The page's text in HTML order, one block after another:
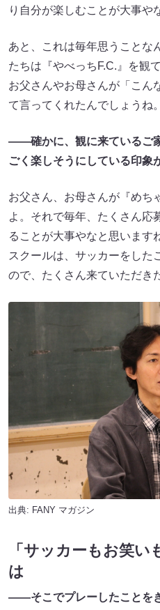
り自分が楽しむことが大事や
あと、これは毎年思うことな
たちは『やべっちF.C.』を観
お父さんやお母さんが「こん
て言ってくれたんでしょうね。
――確かに、観に来ているご
ごく楽しそうにしている印象
お父さん、お母さんが『めち
よ。それで毎年、たくさん応
ることが大事やなと思います
スクールは、サッカーをした
ので、たくさん来ていただき
出典: FANY マガジン
「サッカーもお笑い
は
――そこでプレーしたことを